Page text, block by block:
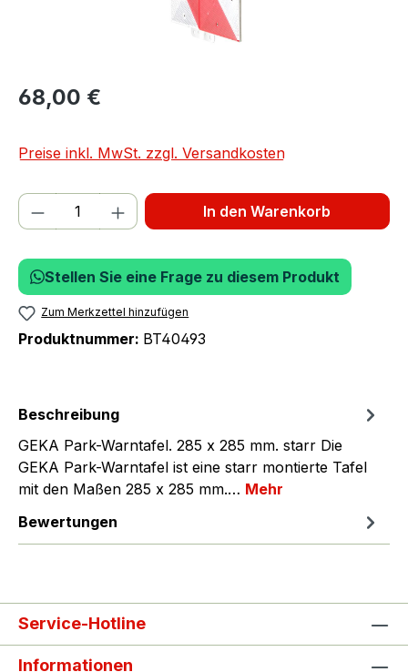
68,00 €
Preise inkl. MwSt. zzgl. Versandkosten
Produkt Anzahl: Gib den gewünschten
In den Warenkorb
Stellen Sie eine Frage zu diesem Produkt
Zum Merkzettel hinzufügen
Produktnummer: BT40493
Beschreibung
GEKA Park-Warntafel. 285 x 285 mm. starr Die
GEKA Park-Warntafel ist eine starr montierte Tafel
mit den Maßen 285 x 285 mm.… Mehr
Bewertungen
Service-Hotline
Informationen